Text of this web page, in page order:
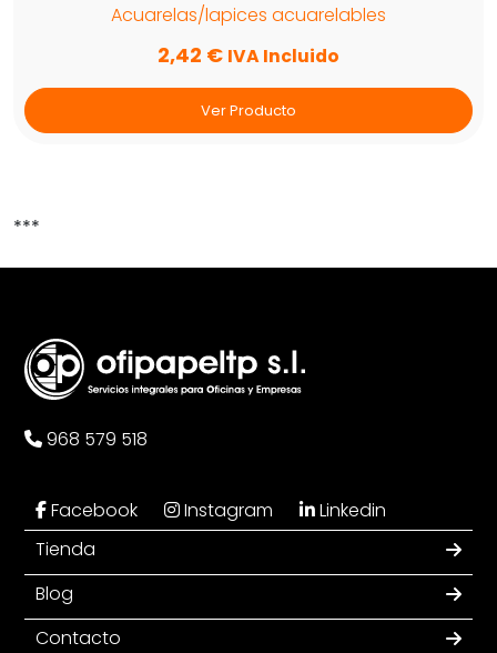
Acuarelas/lapices acuarelables
2,42 € IVA Incluido
Ver Producto
***
968 579 518
Facebook Instagram
Linkedin
Tienda
Blog
Contacto